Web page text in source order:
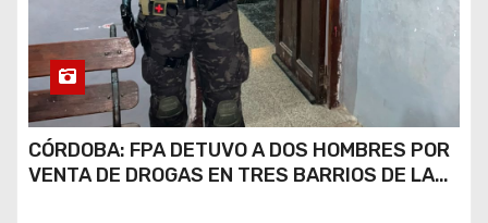
CÓRDOBA: FPA DETUVO A DOS HOMBRES POR
VENTA DE DROGAS EN TRES BARRIOS DE LA